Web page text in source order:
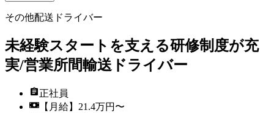
その他配送ドライバー
未経験スタートを支える研修制度が充
実/営業所間輸送ドライバー
正社員
【月給】21.4万円〜